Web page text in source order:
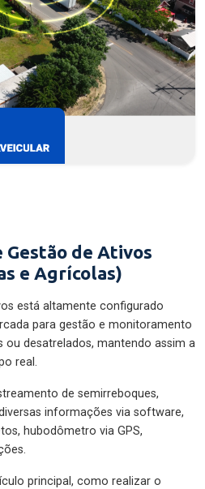
Gestão de Ativos
e Agrícolas)
está altamente configurado
para gestão e monitoramento
ou desatrelados, mantendo assim a
real.
de semirreboques,
informações via software,
hubodômetro via GPS,
principal, como realizar o